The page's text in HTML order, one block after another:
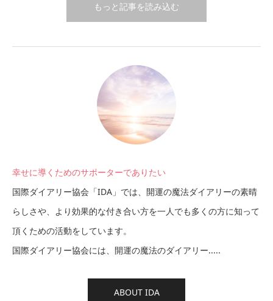
もっと記事を読み込む
幸せに導くためのサポーターでありたい
国際ダイアリー協会「IDA」では、開運の魔法ダイアリーの素晴
らしさや、より効果的な付き合い方を一人でも多くの方に知って
頂くための活動をしています。
国際ダイアリー協会には、開運の魔法のダイアリー.....
ABOUT IDA